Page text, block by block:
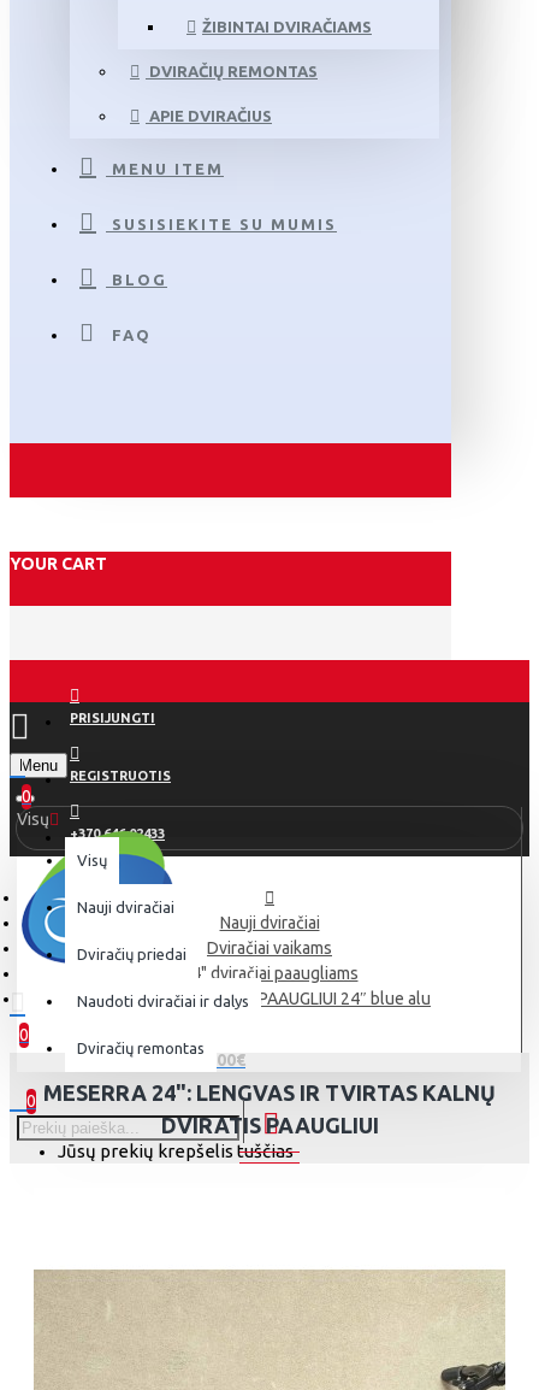
ŽIBINTAI DVIRAČIAMS
DVIRAČIŲ REMONTAS
APIE DVIRAČIUS
MENU ITEM
SUSISIEKITE SU MUMIS
BLOG
FAQ
YOUR CART
PRISIJUNGTI
REGISTRUOTIS
+370 646 02433
Menu
0
0
0 prekė(s) - 0.00€
0
Jūsų prekių krepšelis tuščias
Visų
Visų
Nauji dviračiai
Dviračių priedai
Naudoti dviračiai ir dalys
Dviračių remontas
Nauji dviračiai
Dviračiai vaikams
24" dviračiai paaugliams
MESERRA DVIRATIS PAAUGLIUI 24″ blue alu
MESERRA 24": LENGVAS IR TVIRTAS KALNŲ
DVIRATIS PAAUGLIUI